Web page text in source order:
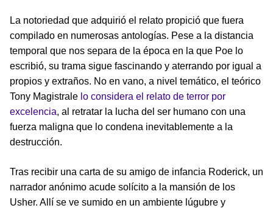
La notoriedad que adquirió el relato propició que fuera
compilado en numerosas antologías. Pese a la distancia
temporal que nos separa de la época en la que Poe lo
escribió, su trama sigue fascinando y aterrando por igual a
propios y extraños. No en vano, a nivel temático, el teórico
Tony Magistrale lo considera el relato de terror por
excelencia, al retratar la lucha del ser humano con una
fuerza maligna que lo condena inevitablemente a la
destrucción.
Tras recibir una carta de su amigo de infancia Roderick, un
narrador anónimo acude solícito a la mansión de los
Usher. Allí se ve sumido en un ambiente lúgubre y